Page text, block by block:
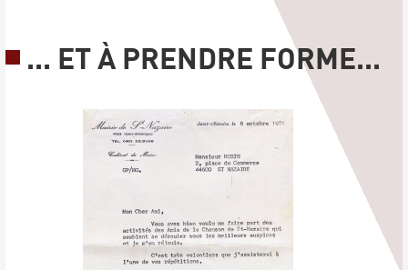
... ET À PRENDRE FORME...